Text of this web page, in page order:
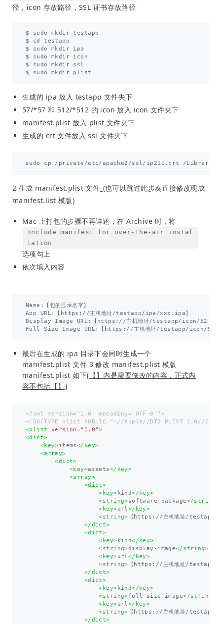
径，icon 存放路径，SSL 证书存放路径
$ sudo mkdir testapp
$ cd testapp
$ sudo mkdir ipa
$ sudo mkdir icon
$ sudo mkdir ssl
生成的 ipa 放入 testapp 文件夹下
57/*57 和 512/*512 的 icon 放入 icon 文件夹下
manifest.plist 放入 plist 文件夹下
生成的 crt 文件放入 ssl 文件夹下
2 生成 manifest.plist 文件_(也可以跳过此步奏直接修改现成
manifest.list 模版)
Mac 上打包的步骤不再详述，在 Archive 时，将
Include manifest for over-the-air instal
lation
选项勾上
依次填入内容
Name:【包的显示名字】
App URL:【https://主机地址/testapp/ipa/xxx.ipa】
Display Image URL:【https://主机地址/testapp/icon/
最后在生成的 ipa 目录下会同时生成一个
manifest.plist 文件 3 修改 manifest.plist 模版
manifest.plist 如下(【】内是需要修改的内容，正式内
容不包括【】)
<?xml version="1.0" encoding="UTF-8"?>
<!DOCTYPE plist PUBLIC "-//Apple//DTD PLIST 1.0//
<plist
version="1.0">
<dict>
<key>items</key>
<array>
<dict>
<key>assets</key>
<array>
<dict>
<key> kind</key>
<string>software-package</string>
<key>url</key>
<string> 【https://主机地址/
</dict>
<dict>
<key> kind</key>
<string>display-image</string>
<key>url</key>
<string> 【https://主机地址/testapp/
</dict>
<dict>
<key> kind</key>
<string>full-size-image</string>
<key>url</key>
<string> 【https://主机地址/testapp/
</dict>